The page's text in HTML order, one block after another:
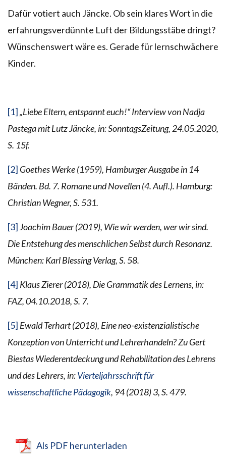
Dafür votiert auch Jäncke. Ob sein klares Wort in die
erfahrungsverdünnte Luft der Bildungsstäbe dringt?
Wünschenswert wäre es. Gerade für lernschwächere
Kinder.
[1]„Liebe Eltern, entspannt euch!“ Interview von Nadja
Pastega mit Lutz Jäncke, in:SonntagsZeitung, 24.05.2020,
S. 15f.
[2] Goethes Werke (1959), Hamburger Ausgabe in 14
Bänden. Bd. 7. Romane und Novellen (4. Aufl.). Hamburg:
Christian Wegner, S. 531.
[3]Joachim Bauer (2019), Wie wir werden, wer wir sind.
Die Entstehung des menschlichen Selbst durch Resonanz.
München: Karl Blessing Verlag, S. 58.
[4] Klaus Zierer (2018), Die Grammatik des Lernens, in:
FAZ, 04.10.2018, S. 7.
[5] Ewald Terhart (2018), Eine neo-existenzialistische
Konzeption von Unterricht und Lehrerhandeln? Zu Gert
Biestas Wiederentdeckung und Rehabilitation des Lehrens
und des Lehrers, in:Vierteljahrsschrift für
wissenschaftliche Pädagogik, 94 (2018) 3, S. 479.
Als PDF herunterladen